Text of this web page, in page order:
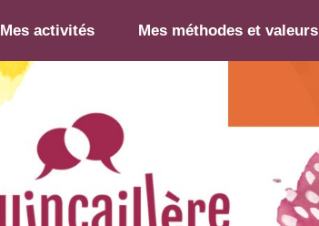
Mes activités Mes méthodes et valeurs